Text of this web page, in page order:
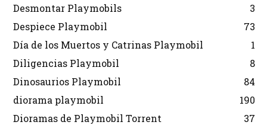
Desmontar Playmobils
3
Despiece Playmobil
73
Día de los Muertos y Catrinas Playmobil
1
Diligencias Playmobil
8
Dinosaurios Playmobil
84
diorama playmobil
190
Dioramas de Playmobil Torrent
37